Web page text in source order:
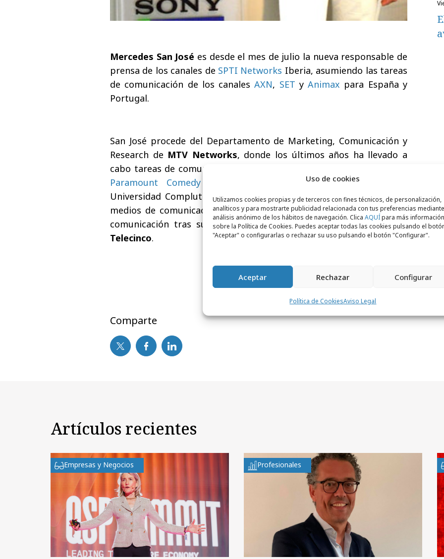
Uso de cookies
Utilizamos cookies propias y de terceros con fines técnicos, de personalización,
analíticos y para mostrarte publicidad relacionada con tus preferencias
análisis anónimo de los hábitos de navegación. Clica AQUÍpara más información
sobre la Política de Cookies. Puedes aceptar todas las cookies pulsando el
"Aceptar" o configurarlas o rechazar su uso pulsando el botón "Configurar".
Aceptar Rechazar Configurar
Política de CookiesAviso Legal
Mercedes San José es desde el mes de julio la nueva responsable de
prensa de los canales de SPTI Networks Iberia, asumiendo las tareas
de comunicación de los canalesAXN, SET yAnimax para España y
Portugal.
San José procede del Departamento de Marketing, Comunicación y
Research de MTV Networks, donde los últimos años ha llevado a
cabo tareas de comunicación para los canales de la compañía:
Paramount Comedy
. Licenciada en Periodismo en la
Universidad Complutense de Madrid, y tras su trabajo en diversos
medios de comunicación, San José se especializó en las labores de
comunicación tras su paso por gabinetes de prensa como el de
Telecinco.
Comparte
Artículos recientes
Empresas y Negocios Profesionales